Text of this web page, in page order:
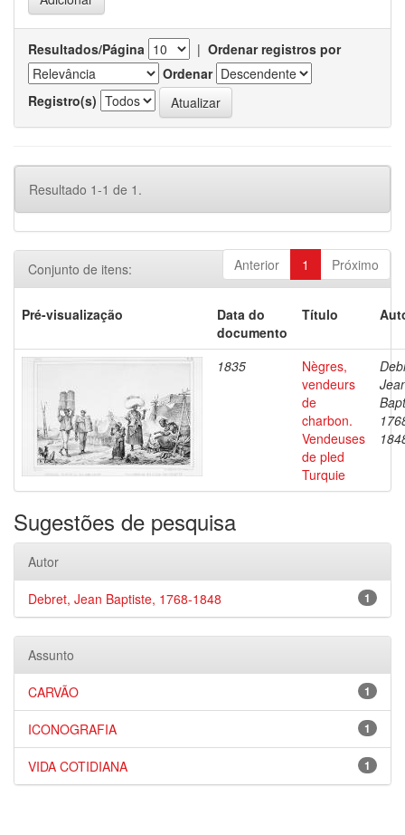
Resultados/Página | Ordenar registros por
Ordenar
Registro(s)
Resultado 1-1 de 1.
Anterior 1 Próximo
Conjunto de itens:
Pré-visualização
Data do
documento
Título
1835
Nègres,
vendeurs
de
charbon.
Vendeuses
de pled
Turquie
Sugestões de pesquisa
Autor
1
Debret, Jean Baptiste, 1768-1848
Assunto
1
CARVÃO
1
ICONOGRAFIA
1
VIDA COTIDIANA